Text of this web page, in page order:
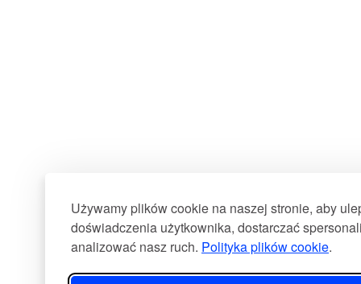
Używamy plików cookie na naszej stronie, aby
doświadczenia użytkownika, dostarczać
analizować nasz ruch. Polityka plików cookie.